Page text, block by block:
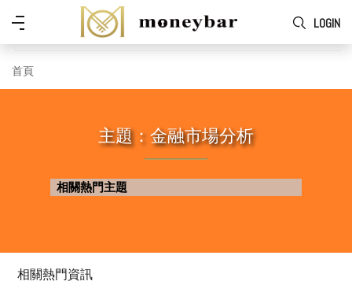
Skip to main content
LOGIN
功
首頁
主題：金融市場分析
相關熱門主題
相關熱門資訊